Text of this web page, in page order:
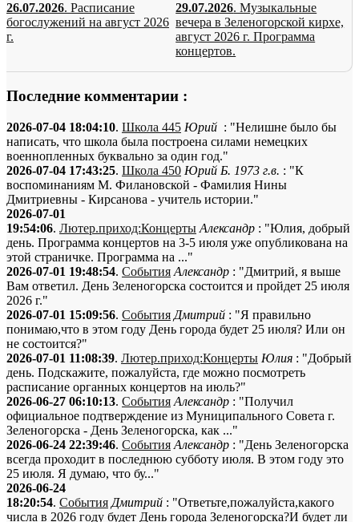
26.07.2026. Расписание
богослужений на август 2026
г.
29.07.2026. Музыкальные
вечера в Зеленогорской кирхе,
август 2026 г. Программа
концертов.
Последние комментарии :
2026-07-04 18:04:10. Школа 445 Юрий : "Нелишне было бы
написать, что школа была построена силами немецких
военнопленных буквально за один год."
2026-07-04 17:43:25. Школа 450 Юрий Б. 1973 г.в. : "К
воспоминаниям М. Филановской - Фамилия Нины
Дмитриевны - Кирсанова - учитель истории."
2026-07-01
19:54:06. Лютер.приход:Концерты Александр : "Юлия, добрый
день. Программа концертов на 3-5 июля уже опубликована на
этой страничке. Программа на ..."
2026-07-01 19:48:54. События Александр : "Дмитрий, я выше
Вам ответил. День Зеленогорска состоится и пройдет 25 июля
2026 г."
2026-07-01 15:09:56. События Дмитрий : "Я правильно
понимаю,что в этом году День города будет 25 июля? Или он
не состоится?"
2026-07-01 11:08:39. Лютер.приход:Концерты Юлия : "Добрый
день. Подскажите, пожалуйста, где можно посмотреть
расписание органных концертов на июль?"
2026-06-27 06:10:13. События Александр : "Получил
официальное подтверждение из Муниципального Совета г.
Зеленогорска - День Зеленогорска, как ..."
2026-06-24 22:39:46. События Александр : "День Зеленогорска
всегда проходит в последнюю субботу июля. В этом году это
25 июля. Я думаю, что бу..."
2026-06-24
18:20:54. События Дмитрий : "Ответьте,пожалуйста,какого
числа в 2026 году будет День города Зеленогорска?И будет ли